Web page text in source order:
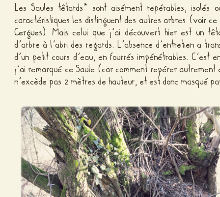
Les Saules têtards* sont aisément repérables, isolés
caractéristiques les distinguent des autres arbres (voir
Cergues). Mais celui que j’ai découvert hier est un
d’arbre à l’abri des regards. L’absence d’entretien a
d’un petit cours d’eau, en fourrés impénétrables.
j’ai remarqué ce Saule (car comment repérer
n’excède pas 2 mètres de hauteur, et est donc masqué